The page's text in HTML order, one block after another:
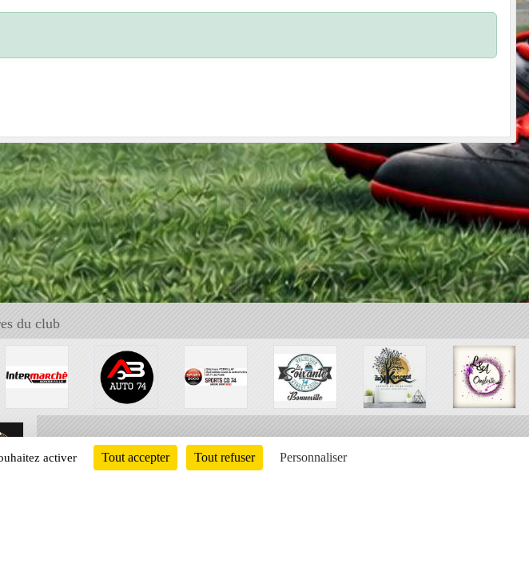
du club
activer Tout accepter Tout refuser Personnaliser